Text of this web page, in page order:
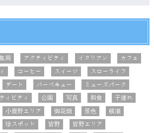
局 アクティビティ イタリアン
カフェ
コーヒー スイーツ
スローライフ
デート バーベキュー
ミューズパーク
ィビティ 公園 写真 和食
子連れ
小鹿野エリア 御花畑 景色
横瀬
珍スポット 皆野
皆野エリア